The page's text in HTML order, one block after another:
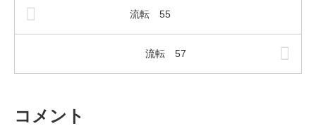
流転 55
流転 57
コメント